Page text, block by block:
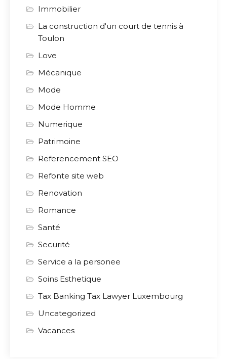
Immobilier
La construction d'un court de tennis à
Toulon
Love
Mécanique
Mode
Mode Homme
Numerique
Patrimoine
Referencement SEO
Refonte site web
Renovation
Romance
Santé
Securité
Service a la personee
Soins Esthetique
Tax Banking Tax Lawyer Luxembourg
Uncategorized
Vacances